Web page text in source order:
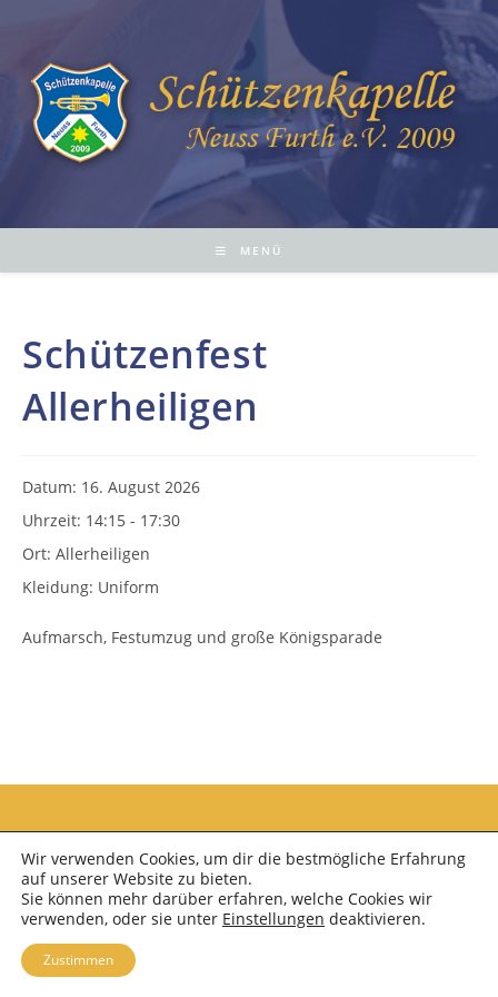
springen
MENÜ
Schützenfest
Allerheiligen
Datum: 16. August 2026
Uhrzeit: 14:15 - 17:30
Ort: Allerheiligen
Kleidung: Uniform
Aufmarsch, Festumzug und große Königsparade
Copyright 2026 - Schützenkapelle Neuss Furth e.V.; OceanWP Theme by Nick
Wir verwenden Cookies, um dir die bestmögliche Erfahrung
auf unserer Website zu bieten.
Sie können mehr darüber erfahren, welche Cookies wir
verwenden, oder sie unter Einstellungen deaktivieren.
Zustimmen